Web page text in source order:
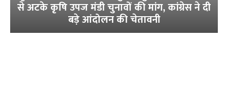
से अटके कृषि उपज मंडी चुनावों की मांग, कांग्रेस ने दी
बड़े आंदोलन की चेतावनी